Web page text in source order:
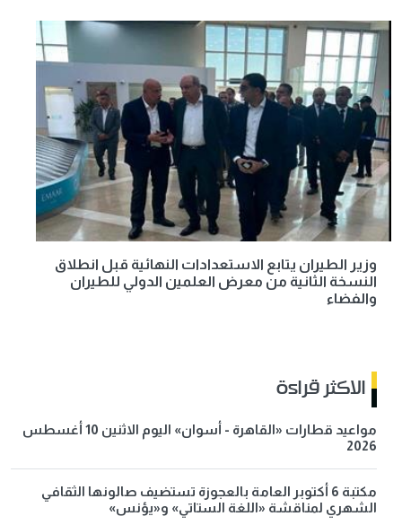
وزير الطيران يتابع الاستعدادات النهائية قبل انطلاق
النسخة الثانية من معرض العلمين الدولي للطيران
والفضاء
الاكثر قراءة
مواعيد قطارات «القاهرة - أسوان» اليوم الاثنين 10 أغسطس
2026
مكتبة 6 أكتوبر العامة بالعجوزة تستضيف صالونها الثقافي
الشهري لمناقشة «اللغة الستاتي» و«يؤنس»